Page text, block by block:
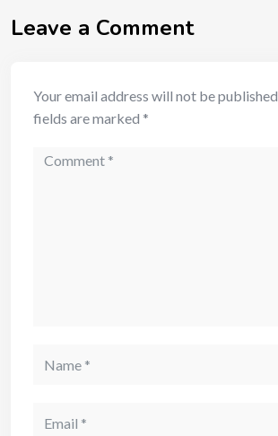
Leave a Comment
Your email address will not be published.
fields are marked *
Comment